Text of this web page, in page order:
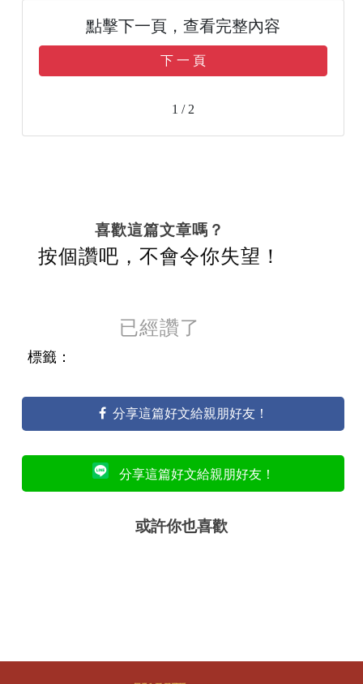
點擊下一頁，查看完整內容
下 一 頁
1 / 2
喜歡這篇文章嗎？
按個讚吧，不會令你失望！
已經讚了
標籤：
分享這篇好文給親朋好友！
分享這篇好文給親朋好友！
或許你也喜歡